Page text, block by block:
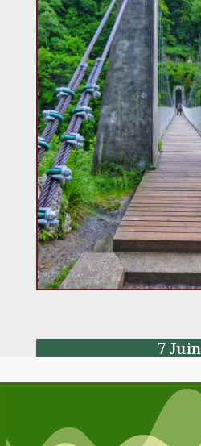
7 Juin